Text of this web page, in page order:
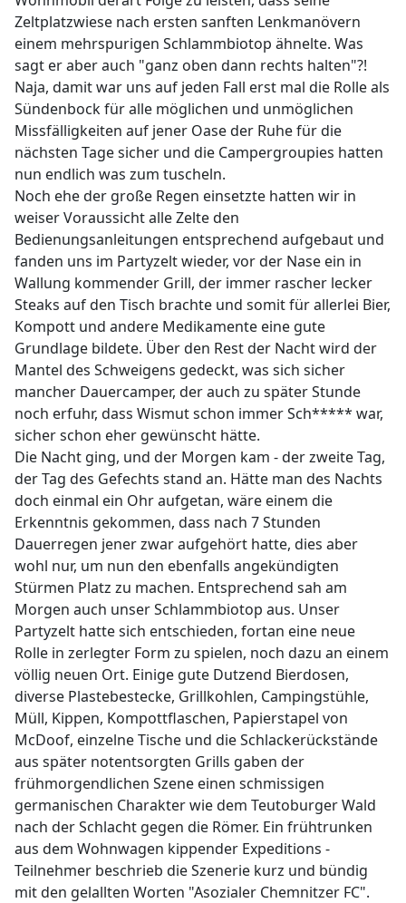
Zeltplatzwiese nach ersten sanften Lenkmanövern
einem mehrspurigen Schlammbiotop ähnelte. Was
sagt er aber auch "ganz oben dann rechts halten"?!
Naja, damit war uns auf jeden Fall erst mal die Rolle als
Sündenbock für alle möglichen und unmöglichen
Missfälligkeiten auf jener Oase der Ruhe für die
nächsten Tage sicher und die Campergroupies hatten
nun endlich was zum tuscheln.
Noch ehe der große Regen einsetzte hatten wir in
weiser Voraussicht alle Zelte den
Bedienungsanleitungen entsprechend aufgebaut und
fanden uns im Partyzelt wieder, vor der Nase ein in
Wallung kommender Grill, der immer rascher lecker
Steaks auf den Tisch brachte und somit für allerlei Bier,
Kompott und andere Medikamente eine gute
Grundlage bildete. Über den Rest der Nacht wird der
Mantel des Schweigens gedeckt, was sich sicher
mancher Dauercamper, der auch zu später Stunde
noch erfuhr, dass Wismut schon immer Sch***** war,
sicher schon eher gewünscht hätte.
Die Nacht ging, und der Morgen kam - der zweite Tag,
der Tag des Gefechts stand an. Hätte man des Nachts
doch einmal ein Ohr aufgetan, wäre einem die
Erkenntnis gekommen, dass nach 7 Stunden
Dauerregen jener zwar aufgehört hatte, dies aber
wohl nur, um nun den ebenfalls angekündigten
Stürmen Platz zu machen. Entsprechend sah am
Morgen auch unser Schlammbiotop aus. Unser
Partyzelt hatte sich entschieden, fortan eine neue
Rolle in zerlegter Form zu spielen, noch dazu an einem
völlig neuen Ort. Einige gute Dutzend Bierdosen,
diverse Plastebestecke, Grillkohlen, Campingstühle,
Müll, Kippen, Kompottflaschen, Papierstapel von
McDoof, einzelne Tische und die Schlackerückstände
aus später notentsorgten Grills gaben der
frühmorgendlichen Szene einen schmissigen
germanischen Charakter wie dem Teutoburger Wald
nach der Schlacht gegen die Römer. Ein frühtrunken
aus dem Wohnwagen kippender Expeditions -
Teilnehmer beschrieb die Szenerie kurz und bündig
mit den gelallten Worten "Asozialer Chemnitzer FC".